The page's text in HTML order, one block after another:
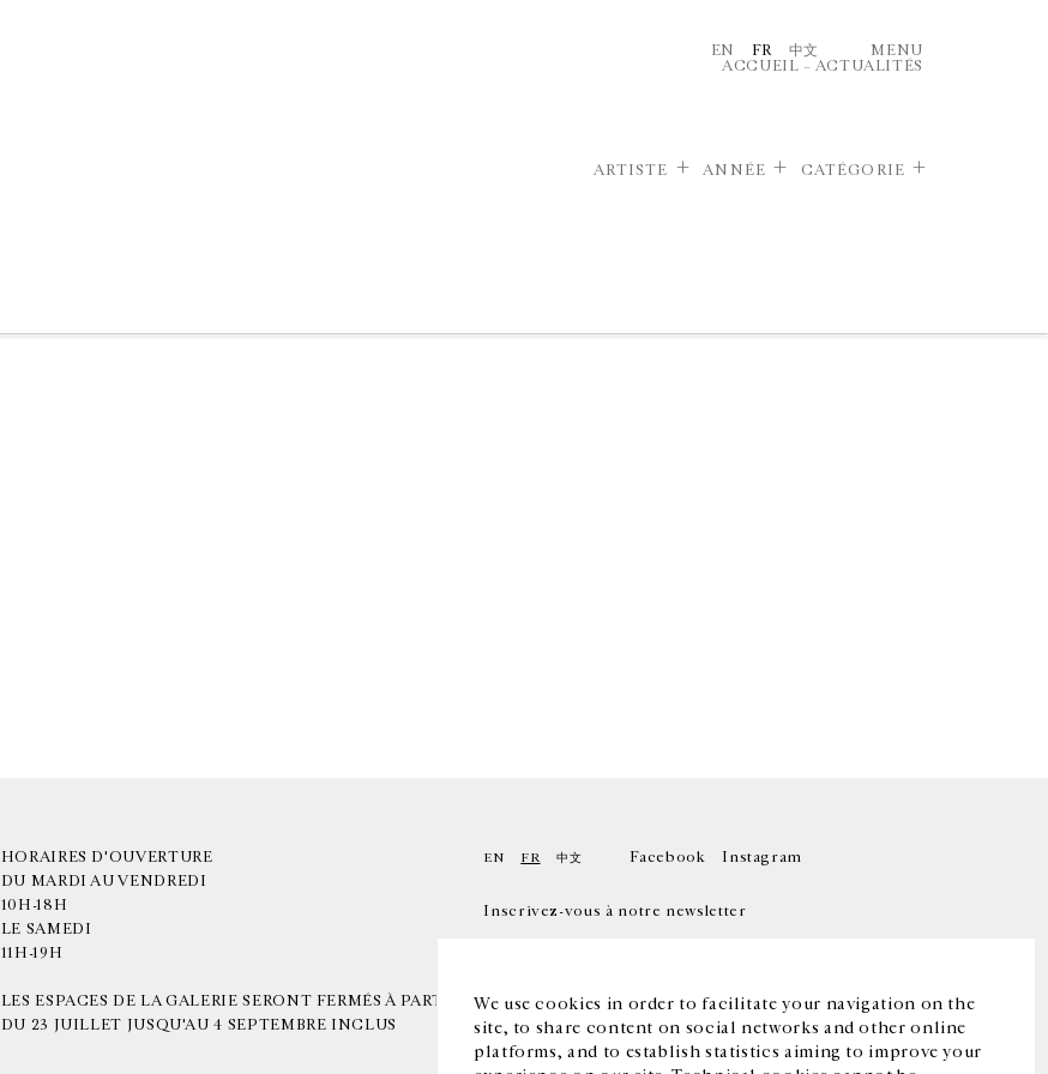
We use cookies in order to facilitate your navigation on the
site, to share content on social networks and other online
platforms, and to establish statistics aiming to improve your
EN FR 中文
MENU
ACCUEIL – ACTUALITÉS
ARTISTE ANNÉE CATÉGORIE
HORAIRES D'OUVERTURE
DU MARDI AU VENDREDI
10H-18H
LE SAMEDI
11H-19H
LES ESPACES DE LA GALERIE SERONT FERMÉS À PARTIR
DU 23 JUILLET JUSQU'AU 4 SEPTEMBRE INCLUS
EN FR 中文 Facebook Instagram
Inscrivez-vous à notre newsletter